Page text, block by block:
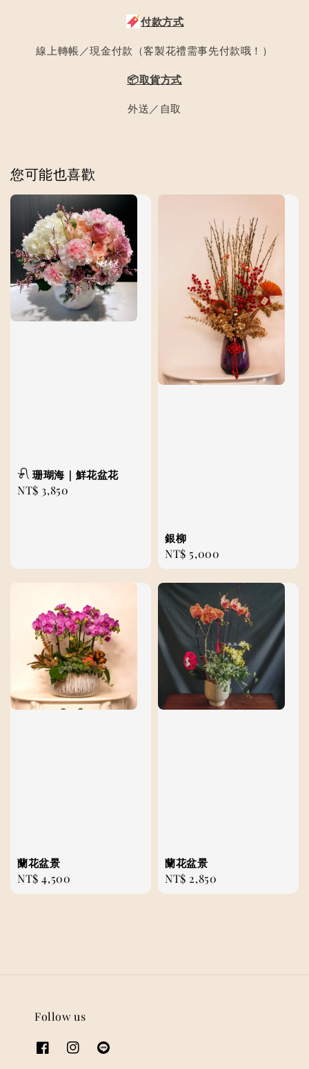
付款方式
線上轉帳／現金付款（客製花禮需事先付款哦！）
📦取貨方式
外送／自取
您可能也喜歡
𓍯 珊瑚海｜鮮花盆花
Regular
NT$ 3,850
銀柳
Regular
price
NT$ 5,000
蘭花盆景
Regular
price
NT$ 4,500
蘭花盆景
Regular
price
NT$ 2,850
Follow us